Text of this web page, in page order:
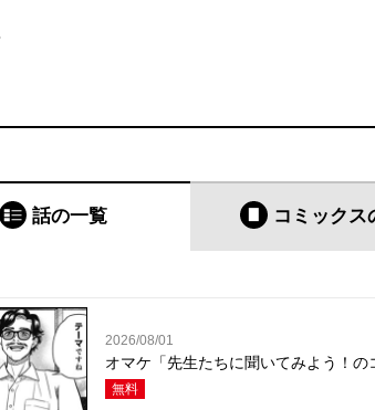
話の一覧 コミックス
2026/08/01
オマケ「先生たちに聞いてみよう！の
無料